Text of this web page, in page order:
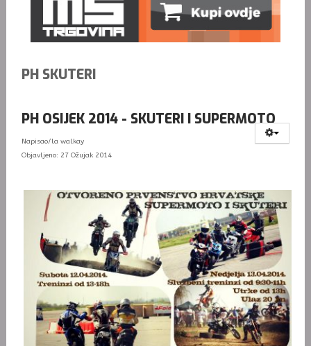
PH SKUTERI
PH OSIJEK 2014 - SKUTERI I SUPERMOTO
Napisao/la walkay
Objavljeno: 27 Ožujak 2014